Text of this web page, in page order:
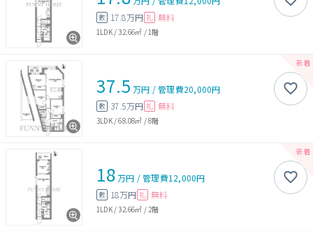
敷 17.8万円 礼 無料
1LDK/32.66㎡ / 1階
37.5 万円 /管理費20,000円
敷 37.5万円 礼 無料
3LDK/68.08㎡ /8階
18万円 /管理費12,000円
敷 18万円 礼 無料
1LDK/32.66㎡ / 2階